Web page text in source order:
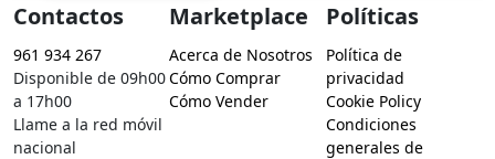
Contactos
961 934 267
Disponible de 09h00
a 17h00
Llame a la red móvil
nacional
Marketplace
Acerca de Nosotros
Cómo Comprar
Cómo Vender
Políticas
Política de
privacidad
Cookie Policy
Condiciones
generales de